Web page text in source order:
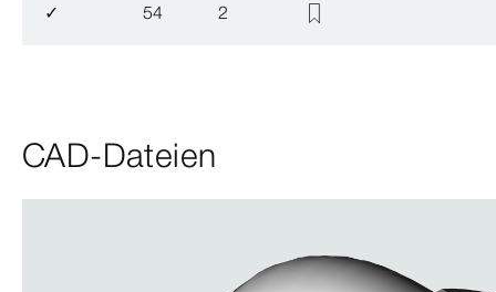
✓ 54 2
CAD-Dateien